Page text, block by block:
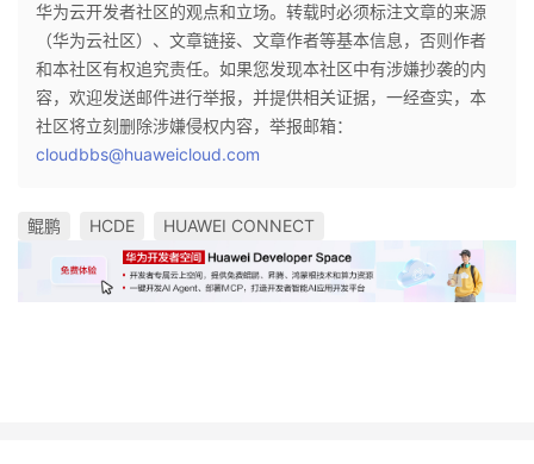
华为云开发者社区的观点和立场。转载时必须标注文章的来源
（华为云社区）、文章链接、文章作者等基本信息，否则作者
和本社区有权追究责任。如果您发现本社区中有涉嫌抄袭的内
容，欢迎发送邮件进行举报，并提供相关证据，一经查实，本
社区将立刻删除涉嫌侵权内容，举报邮箱：
cloudbbs@huaweicloud.com
鲲鹏 HCDE HUAWEI CONNECT